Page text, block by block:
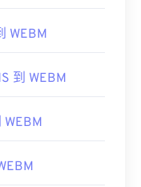
WEBM
到 WEBM
WEBM